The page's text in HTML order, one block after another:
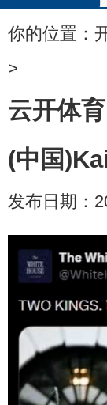
你的位置：
>
云开体
(中国
发布日期：